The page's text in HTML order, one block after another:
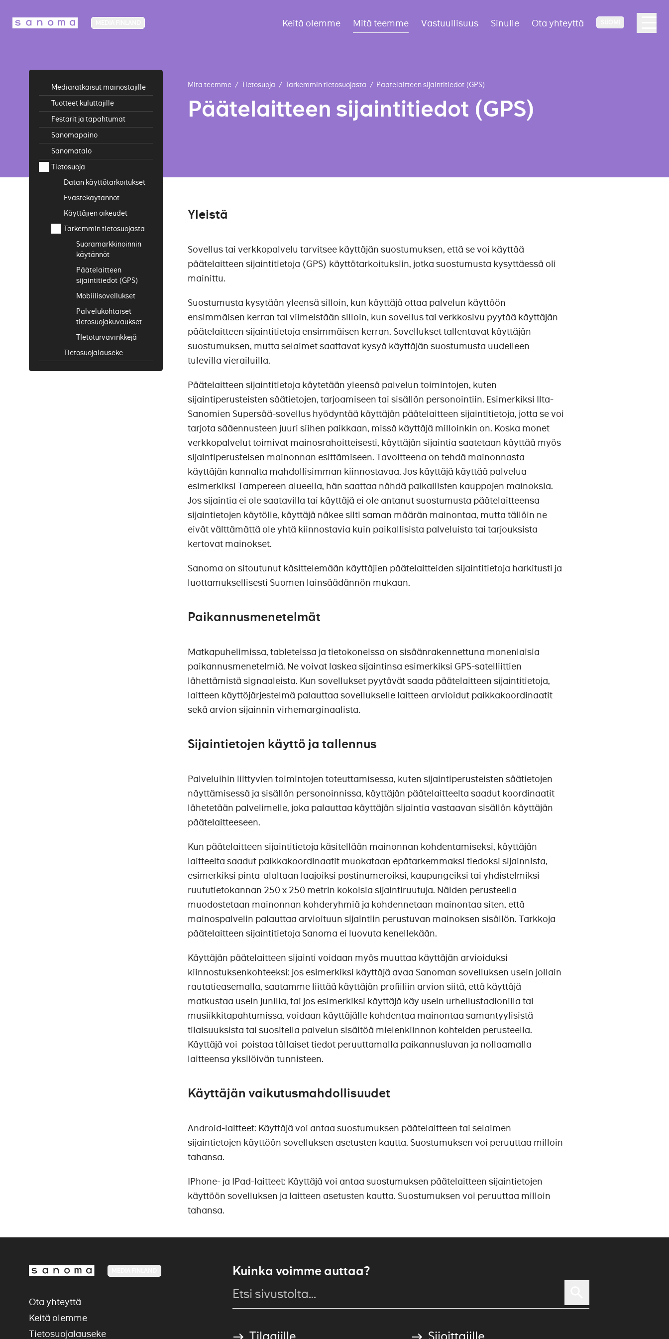
Keitä olemme Mitä teemme Vastuullisuus Sinulle Ota yhteyttä
Mitä teemme / Tietosuoja / Tarkemmin tietosuojasta / Päätelaitteen sijaintitiedot (GPS)
Päätelaitteen sijaintitiedot (GPS)
Mediaratkaisut mainostajille
Tuotteet kuluttajille
Festarit ja tapahtumat
Sanomapaino
Sanomatalo
Tietosuoja
Datan käyttötarkoitukset
Tuotteiden toimitus ja
personointi
suoramarkkinointi
Mainonnan
kohdentaminen
Tuotekehitys ja
raportointi
Evästekäytännöt
Käyttäjien oikeudet
Tarkemmin tietosuojasta
Suoramarkkinoinnin
käytännöt
Päätelaitteen
sijaintitiedot (GPS)
Mobiilisovellukset
Palvelukohtaiset
tietosuojakuvaukset
TIetoturvavinkkejä
Tietosuojalauseke
Yleistä
Sovellus tai verkkopalvelu tarvitsee käyttäjän suostumuksen, että se voi käyttää
päätelaitteen sijaintitietoja (GPS) käyttötarkoituksiin, jotka suostumusta kysyttäessä oli
mainittu.
Suostumusta kysytään yleensä silloin, kun käyttäjä ottaa palvelun käyttöön
ensimmäisen kerran tai viimeistään silloin, kun sovellus tai verkkosivu pyytää käyttäjän
päätelaitteen sijaintitietoja ensimmäisen kerran. Sovellukset tallentavat käyttäjän
suostumuksen, mutta selaimet saattavat kysyä käyttäjän suostumusta uudelleen
tulevilla vierailuilla.
Päätelaitteen sijaintitietoja käytetään yleensä palvelun toimintojen, kuten
sijaintiperusteisten säätietojen, tarjoamiseen tai sisällön personointiin. Esimerkiksi Ilta-
Sanomien Supersää-sovellus hyödyntää käyttäjän päätelaitteen sijaintitietoja, jotta se voi
tarjota sääennusteen juuri siihen paikkaan, missä käyttäjä milloinkin on. Koska monet
verkkopalvelut toimivat mainosrahoitteisesti, käyttäjän sijaintia saatetaan käyttää myös
sijaintiperusteisen mainonnan esittämiseen. Tavoitteena on tehdä mainonnasta
käyttäjän kannalta mahdollisimman kiinnostavaa. Jos käyttäjä käyttää palvelua
esimerkiksi Tampereen alueella, hän saattaa nähdä paikallisten kauppojen mainoksia.
Jos sijaintia ei ole saatavilla tai käyttäjä ei ole antanut suostumusta päätelaitteensa
sijaintietojen käytölle, käyttäjä näkee silti saman määrän mainontaa, mutta tällöin ne
eivät välttämättä ole yhtä kiinnostavia kuin paikallisista palveluista tai tarjouksista
kertovat mainokset.
Sanoma on sitoutunut käsittelemään käyttäjien päätelaitteiden sijaintitietoja harkitusti ja
luottamuksellisesti Suomen lainsäädännön mukaan.
Paikannusmenetelmät
Matkapuhelimissa, tableteissa ja tietokoneissa on sisäänrakennettuna monenlaisia
paikannusmenetelmiä. Ne voivat laskea sijaintinsa esimerkiksi GPS-satelliittien
lähettämistä signaaleista. Kun sovellukset pyytävät saada päätelaitteen sijaintitietoja,
laitteen käyttöjärjestelmä palauttaa sovellukselle laitteen arvioidut paikkakoordinaatit
sekä arvion sijainnin virhemarginaalista.
Sijaintietojen käyttö ja tallennus
Palveluihin liittyvien toimintojen toteuttamisessa, kuten sijaintiperusteisten säätietojen
näyttämisessä ja sisällön personoinnissa, käyttäjän päätelaitteelta saadut koordinaatit
lähetetään palvelimelle, joka palauttaa käyttäjän sijaintia vastaavan sisällön käyttäjän
päätelaitteeseen.
Kun päätelaitteen sijaintitietoja käsitellään mainonnan kohdentamiseksi, käyttäjän
laitteelta saadut paikkakoordinaatit muokataan epätarkemmaksi tiedoksi sijainnista,
esimerkiksi pinta-alaltaan laajoiksi postinumeroiksi, kaupungeiksi tai yhdistelmiksi
ruututietokannan 250 x 250 metrin kokoisia sijaintiruutuja. Näiden perusteella
muodostetaan mainonnan kohderyhmiä ja kohdennetaan mainontaa siten, että
mainospalvelin palauttaa arvioituun sijaintiin perustuvan mainoksen sisällön. Tarkkoja
päätelaitteen sijaintitietoja Sanoma ei luovuta kenellekään.
Käyttäjän päätelaitteen sijainti voidaan myös muuttaa käyttäjän arvioiduksi
kiinnostuksenkohteeksi: jos esimerkiksi käyttäjä avaa Sanoman sovelluksen usein jollain
rautatieasemalla, saatamme liittää käyttäjän profiiliin arvion siitä, että käyttäjä
matkustaa usein junilla, tai jos esimerkiksi käyttäjä käy usein urheilustadionilla tai
musiikkitapahtumissa, voidaan käyttäjälle kohdentaa mainontaa samantyylisistä
tilaisuuksista tai suositella palvelun sisältöä mielenkiinnon kohteiden perusteella.
Käyttäjä voi poistaa tällaiset tiedot peruuttamalla paikannusluvan ja nollaamalla
laitteensa yksilöivän tunnisteen.
Käyttäjän vaikutusmahdollisuudet
Android-laitteet: Käyttäjä voi antaa suostumuksen päätelaitteen tai selaimen
sijaintietojen käyttöön sovelluksen asetusten kautta. Suostumuksen voi peruuttaa milloin
tahansa.
IPhone- ja IPad-laitteet: Käyttäjä voi antaa suostumuksen päätelaitteen sijaintietojen
käyttöön sovelluksen ja laitteen asetusten kautta. Suostumuksen voi peruuttaa milloin
tahansa.
Kuinka voimme auttaa?
Ota yhteyttä
Keitä olemme
Tietosuojalauseke